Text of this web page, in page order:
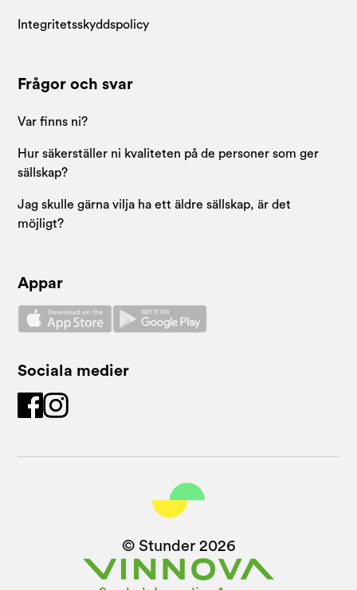
Integritetsskyddspolicy
Frågor och svar
Var finns ni?
Hur säkerställer ni kvaliteten på de personer som ger
sällskap?
Jag skulle gärna vilja ha ett äldre sällskap, är det
möjligt?
Appar
Sociala medier
© Stunder 2026